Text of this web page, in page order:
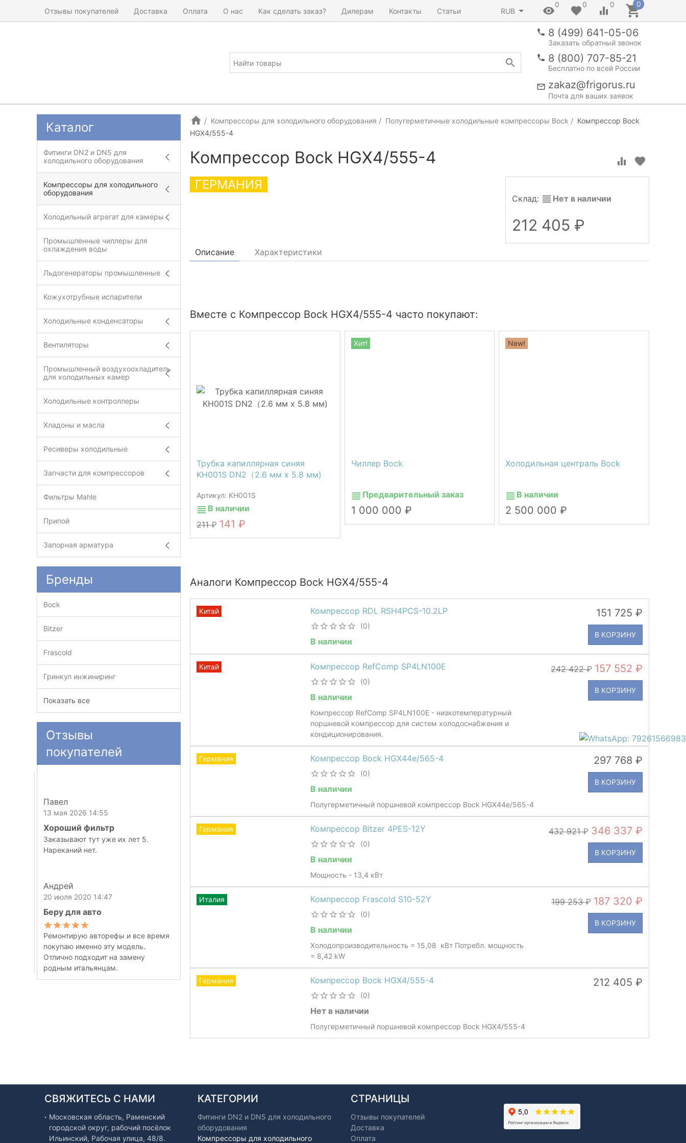
Отзывы покупателей Доставка Оплата О нас Как сделать заказ? Дилерам Контакты Статьи RUB
0 0 0 0
8 (499) 641-05-06
Заказать обратный звонок
8 (800) 707-85-21
Бесплатно по всей России
zakaz@frigorus.ru
Почта для ваших заявок
Компрессоры для холодильного оборудования Полугерметичные холодильные компрессоры Bock
Компрессор Bock
HGX4/555-4
Компрессор Bock HGX4/555-4
ГЕРМАНИЯ
Склад: Нет в наличии
212 405
Описание Характеристики
Вместе с Компрессор Bock HGX4/555-4 часто покупают:
Трубка капиллярная синяя
KH001S DN2（2.6 мм х 5.8 мм)
Артикул: KH001S
В наличии
211
141
Чиллер Bock
Предварительный заказ
1 000 000
Хит!
Холодильная централь Bock
В наличии
2 500 000
New!
Аналоги Компрессор Bock HGX4/555-4
Компрессор RDL RSH4PCS-10.2LP
(0)
В наличии
151 725
В КОРЗИНУ
Китай
Компрессор RefComp SP4LN100E
(0)
В наличии
Компрессор RefComp SP4LN100E - низкотемпературный
поршневой компрессор для систем холодоснабжения и
кондиционирования.
242 422 157 552
В КОРЗИНУ
Китай
Компрессор Bock HGX44e/565-4
(0)
В наличии
Полугерметичный поршневой компрессор Bock HGX44e/565-4
297 768
В КОРЗИНУ
Германия
Компрессор Bitzer 4PES-12Y
(0)
В наличии
Мощность - 13,4 кВт
432 921 346 337
В КОРЗИНУ
Германия
Компрессор Frascold S10-52Y
(0)
В наличии
Холодопроизводительность = 15,08 кВт Потребл. мощность
= 8,42 kW
199 253 187 320
В КОРЗИНУ
Италия
Компрессор Bock HGX4/555-4
(0)
Нет в наличии
Полугерметичный поршневой компрессор Bock HGX4/555-4
212 405
Германия
Каталог
Фитинги DN2 и DN5 для
холодильного оборудования
Компрессоры для холодильного
оборудования
Холодильный агрегат для камеры
Промышленные чиллеры для
охлаждения воды
Льдогенераторы промышленные
Кожухотрубные испарители
Холодильные конденсаторы
Вентиляторы
Промышленный воздухоохладитель
для холодильных камер
Холодильные контроллеры
Хладоны и масла
Ресиверы холодильные
Запчасти для компрессоров
Фильтры Mahle
Припой
Запорная арматура
Бренды
Bock
Bitzer
Frascold
Гринкул инжиниринг
Показать все
Отзывы
покупателей
Павел
13 мая 2026 14:55
Хороший фильтр
Заказывают тут уже их лет 5.
Нареканий нет.
Андрей
20 июля 2020 14:47
Беру для авто
Ремонтирую авторефы и все время
покупаю именно эту модель.
Отлично подходит на замену
родным итальянцам.
СВЯЖИТЕСЬ С НАМИ
Московская область, Раменский
городской округ, рабочий посёлок
Ильинский, Рабочая улица, 48/8.
КАТЕГОРИИ
Фитинги DN2 и DN5 для холодильного
оборудования
Компрессоры для холодильного
СТРАНИЦЫ
Отзывы покупателей
Доставка
Оплата